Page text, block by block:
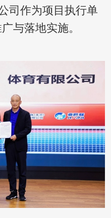
司作为项目执行单
与落地实施。